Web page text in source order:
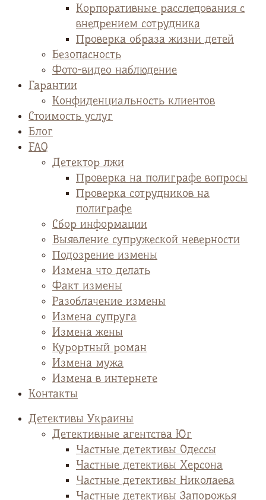
Корпоративные расследования с
внедрением сотрудника
Проверка образа жизни детей
Безопасность
Фото-видео наблюдение
Гарантии
Конфиденциальность клиентов
Стоимость услуг
Блог
FAQ
Детектор лжи
Проверка на полиграфе вопросы
Проверка сотрудников на
полиграфе
Сбор информации
Выявление супружеской неверности
Подозрение измены
Измена что делать
Факт измены
Разоблачение измены
Измена супруга
Измена жены
Курортный роман
Измена мужа
Измена в интернете
Контакты
Детективы Украины
Детективные агентства Юг
Частные детективы Одессы
Частные детективы Херсона
Частные детективы Николаева
Частные детективы Запорожья